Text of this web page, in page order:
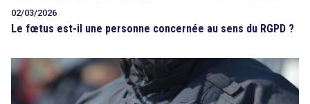
02/03/2026
Le fœtus est-il une personne concernée au sens du RGPD ?